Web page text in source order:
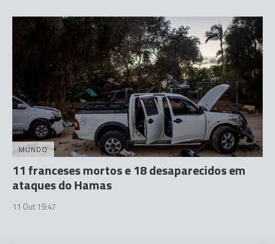
MUNDO
11 franceses mortos e 18 desaparecidos em
ataques do Hamas
11 Out 19:47